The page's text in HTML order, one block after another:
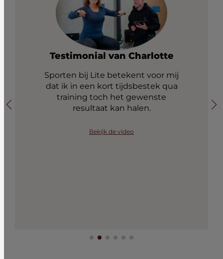
Testimonial van Charlotte
Sporten bij Lite betekent voor mij
dat ik in een kort tijdsbestek qua
training toch het gewenste
resultaat kan halen.
Bekijk de video